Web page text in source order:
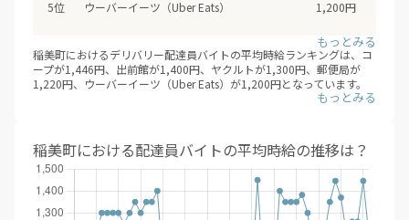
ウーバーイーツ（Uber Eats）
1,200円
稲美町におけるデリバリー配達員バイトの平均時給ランキングは、コ
ープが1,446円、出前館が1,400円、ヤクルトが1,300円、郵便局が
1,220円、ウーバーイーツ（Uber Eats）が1,200円となっています。
後も随時、興味のあるエリアの情報収集をするとよいでしょう。
稲美町における配達員バイトの平均時給の推移は？